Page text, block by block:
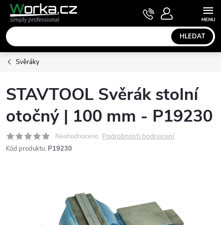
Přejít
obsah
HLEDAT
NÁKUPNÍ
KOŠÍK
Svěráky
STAVTOOL Svěrák stolní
otočný | 100 mm - P19230
Neohodnoceno Podrobnosti hodnocení
Kód produktu: P19230